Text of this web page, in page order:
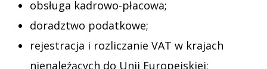
obsługa kadrowo-płacowa;
doradztwo podatkowe;
rejestracja i rozliczanie VAT w krajach
nienależących do Unii Europejskiej;